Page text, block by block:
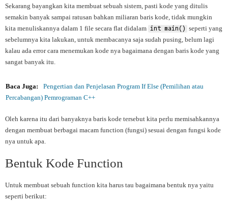
Sekarang bayangkan kita membuat sebuah sistem, pasti kode yang ditulis
semakin banyak sampai ratusan bahkan miliaran baris kode, tidak mungkin
kita menuliskannya dalam 1 file secara flat didalam int main()
seperti yang
sebelumnya kita lakukan, untuk membacanya saja sudah pusing, belum lagi
kalau ada error cara menemukan kode nya bagaimana dengan baris kode yang
sangat banyak itu.
Baca Juga:
Pengertian dan Penjelasan Program If Else (Pemilihan atau
Percabangan) Pemrograman C++
Oleh karena itu dari banyaknya baris kode tersebut kita perlu memisahkannya
dengan membuat berbagai macam function (fungsi) sesuai dengan fungsi kode
nya untuk apa.
Bentuk Kode Function
Untuk membuat sebuah function kita harus tau bagaimana bentuk nya yaitu
seperti berikut: